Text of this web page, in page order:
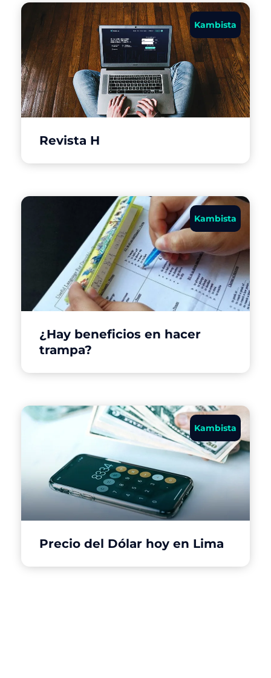
Kambista
Revista H
Kambista
¿Hay beneficios en hacer
trampa?
Kambista
Precio del Dólar hoy en Lima